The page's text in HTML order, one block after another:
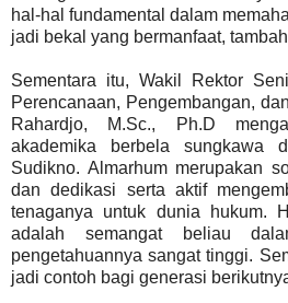
hal-hal fundamental dalam
jadi bekal yang bermanfaat,
Sementara itu, Wakil Rektor
Perencanaan, Pengembangan,
Rahardjo, M.Sc., Ph.D
akademika berbela sungkawa
Sudikno. Almarhum merupakan
dan dedikasi serta aktif
tenaganya untuk dunia hukum.
adalah semangat beliau
pengetahuannya sangat tinggi.
jadi contoh bagi generasi